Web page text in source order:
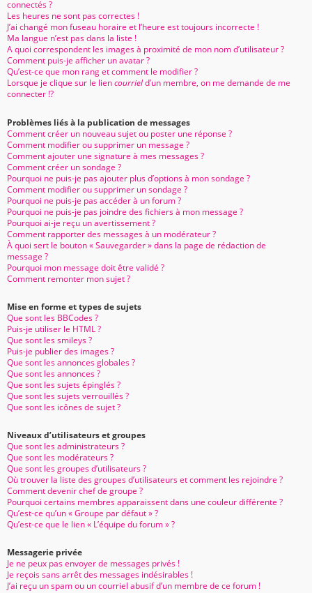
connectés ?
Les heures ne sont pas correctes !
J’ai changé mon fuseau horaire et l’heure est toujours incorrecte !
Ma langue n’est pas dans la liste !
A quoi correspondent les images à proximité de mon nom d’utilisateur ?
Comment puis-je afficher un avatar ?
Qu’est-ce que mon rang et comment le modifier ?
Lorsque je clique sur le liencourrield’un membre, on me demande de me
connecter !?
Problèmes liés à la publication de messages
Comment créer un nouveau sujet ou poster une réponse ?
Comment modifier ou supprimer un message ?
Comment ajouter une signature à mes messages ?
Comment créer un sondage ?
Pourquoi ne puis-je pas ajouter plus d’options à mon sondage ?
Comment modifier ou supprimer un sondage ?
Pourquoi ne puis-je pas accéder à un forum ?
Pourquoi ne puis-je pas joindre des fichiers à mon message ?
Pourquoi ai-je reçu un avertissement ?
Comment rapporter des messages à un modérateur ?
À quoi sert le bouton « Sauvegarder » dans la page de rédaction de
message ?
Pourquoi mon message doit être validé ?
Comment remonter mon sujet ?
Mise en forme et types de sujets
Que sont les BBCodes ?
Puis-je utiliser le HTML ?
Que sont les smileys ?
Puis-je publier des images ?
Que sont les annonces globales ?
Que sont les annonces ?
Que sont les sujets épinglés ?
Que sont les sujets verrouillés ?
Que sont les icônes de sujet ?
Niveaux d’utilisateurs et groupes
Que sont les administrateurs ?
Que sont les modérateurs ?
Que sont les groupes d’utilisateurs ?
Où trouver la liste des groupes d’utilisateurs et comment les rejoindre ?
Comment devenir chef de groupe ?
Pourquoi certains membres apparaissent dans une couleur différente ?
Qu’est-ce qu’un « Groupe par défaut » ?
Qu’est-ce que le lien « L’équipe du forum » ?
Messagerie privée
Je ne peux pas envoyer de messages privés !
Je reçois sans arrêt des messages indésirables !
J’ai reçu un spam ou un courriel abusif d’un membre de ce forum !